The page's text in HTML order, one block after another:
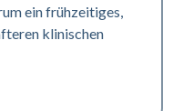
ein frühzeitiges,
klinischen